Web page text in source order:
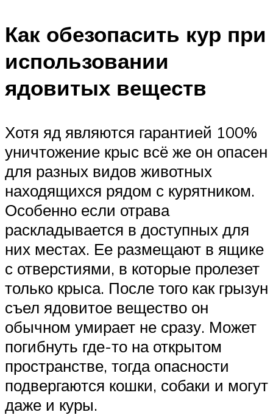
Как обезопасить кур при
использовании
ядовитых веществ
Хотя яд являются гарантией 100%
уничтожение крыс всё же он опасен
для разных видов животных
находящихся рядом с курятником.
Особенно если отрава
раскладывается в доступных для
них местах. Ее размещают в ящике
с отверстиями, в которые пролезет
только крыса. После того как грызун
съел ядовитое вещество он
обычном умирает не сразу. Может
погибнуть где-то на открытом
пространстве, тогда опасности
подвергаются кошки, собаки и могут
даже и куры.